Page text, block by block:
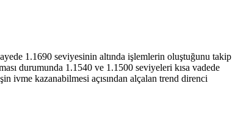
1.1690 seviyesinin altında işlemlerin oluştuğunu takip
durumunda 1.1540 ve 1.1500 seviyeleri kısa vadede
ivme kazanabilmesi açısından alçalan trend direnci